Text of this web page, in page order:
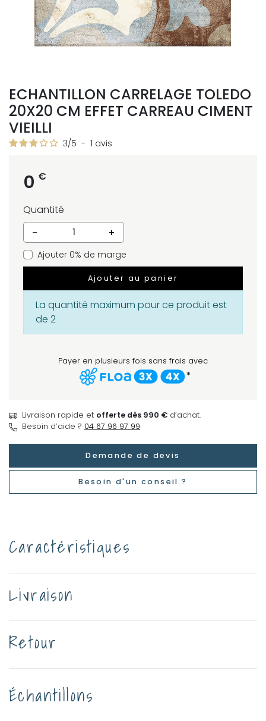
ECHANTILLON CARRELAGE TOLEDO
20X20 CM EFFET CARREAU CIMENT
VIEILLI
3/5 - 1 avis
0 €
Quantité
-
+
Ajouter 0% de marge
Ajouter au panier
La quantité maximum pour ce produit est
de 2
Payer en plusieurs fois sans frais avec
*
Livraison rapide et offerte dès 990 € d’achat.
Besoin d’aide ? 04 67 96 97 99
Demande de devis
Besoin d'un conseil ?
Caractéristiques
Livraison
Retour
Échantillons